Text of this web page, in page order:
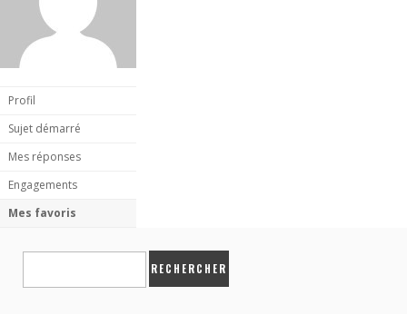
Profil
Sujet démarré
Mes réponses
Engagements
Mes favoris